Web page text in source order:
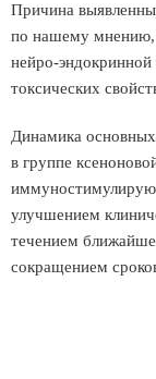
Причина
по нашему мнению,
нейро-эндокринной
токсических
Динамика
в группе
улучшением
течением
сокращением